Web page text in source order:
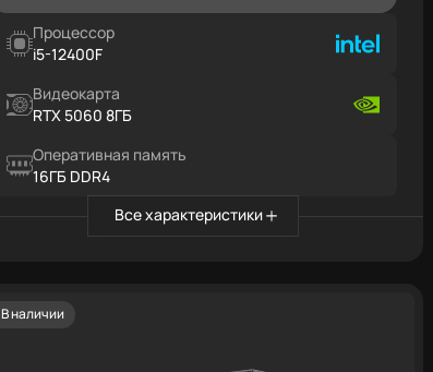
Процессор
i5-12400F
Видеокарта
RTX 5060 8ГБ
Оперативная память
16ГБ DDR4
Все характеристики
В наличии